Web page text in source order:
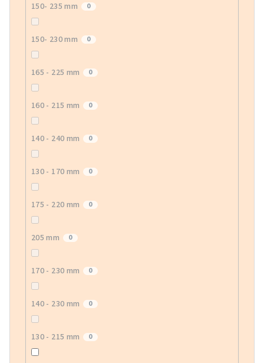
150- 235 mm 0
150- 230 mm 0
165 - 225 mm 0
160 - 215 mm 0
140 - 240 mm 0
130 - 170 mm 0
175 - 220 mm 0
205 mm 0
170 - 230 mm 0
140 - 230 mm 0
130 - 215 mm 0